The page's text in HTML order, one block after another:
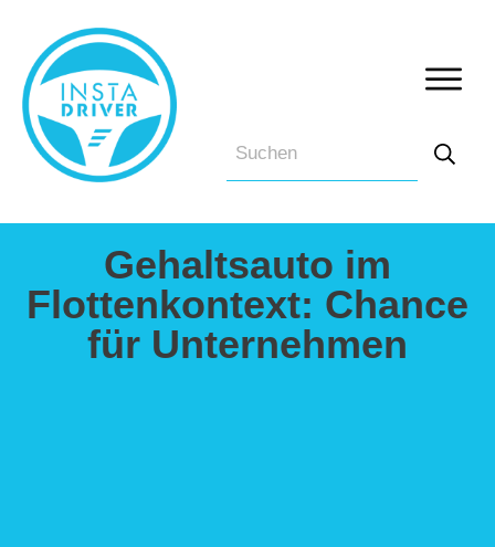
Gehaltsauto im
Flottenkontext: Chance
für Unternehmen